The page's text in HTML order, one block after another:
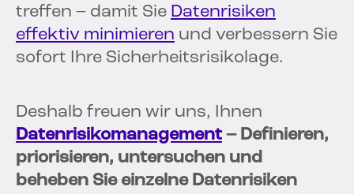
treffen – damit Sie Datenrisiken
effektiv minimieren und verbessern Sie
sofort Ihre Sicherheitsrisikolage.
Deshalb freuen wir uns, Ihnen
Datenrisikomanagement – Definieren,
priorisieren, untersuchen und
beheben Sie einzelne Datenrisiken